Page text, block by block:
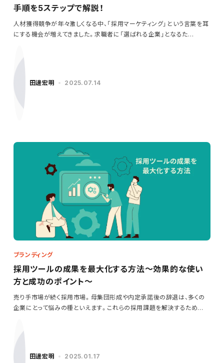
手順を5ステップで解説！
人材獲得競争が年々激しくなる中、「採用マーケティング」という言葉を耳
にする機会が増えてきました。求職者に「選ばれる企業」となるた…
田邊宏明 2025.07.14
ブランディング
採用ツールの成果を最大化する方法～効果的な使い
方と成功のポイント～
売り手市場が続く採用市場。母集団形成や内定承諾後の辞退は、多くの
企業にとって悩みの種といえます。これらの採用課題を解決するため
田邊宏明 2025.01.17